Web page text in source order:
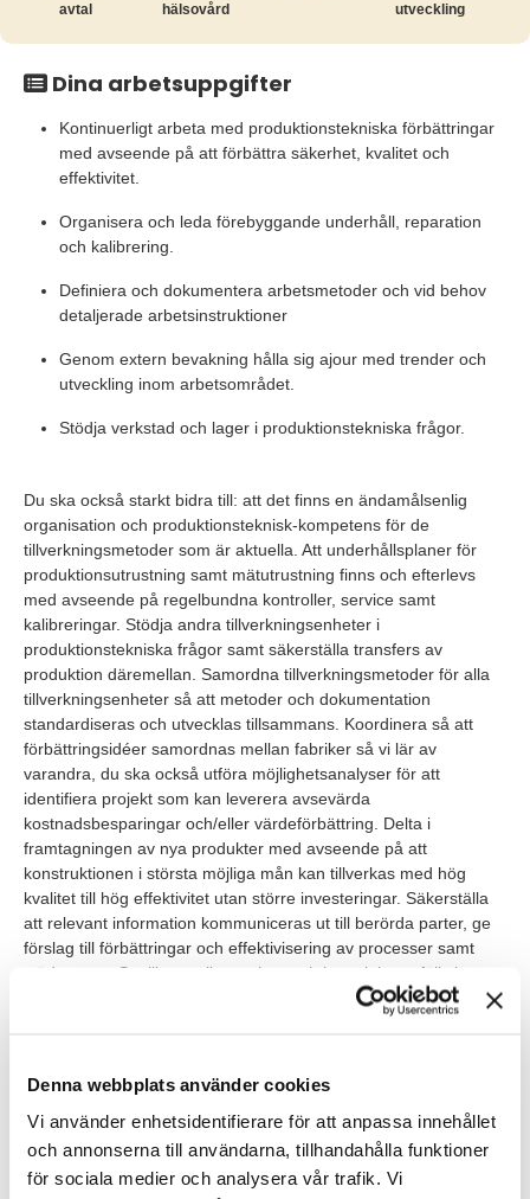
Denna webbplats använder cookies
Vi använder enhetsidentifierare för att anpassa innehållet
och annonserna till användarna, tillhandahålla funktioner
för sociala medier och analysera vår trafik. Vi
avtal
hälsovård
utveckling
Dina arbetsuppgifter
Kontinuerligt arbeta med produktionstekniska förbättringar
med avseende på att förbättra säkerhet, kvalitet och
effektivitet.
Organisera och leda förebyggande underhåll, reparation
och kalibrering.
Definiera och dokumentera arbetsmetoder och vid behov
detaljerade arbetsinstruktioner
Genom extern bevakning hålla sig ajour med trender och
utveckling inom arbetsområdet.
Stödja verkstad och lager i produktionstekniska frågor.
Du ska också starkt bidra till: att det finns en ändamålsenlig
organisation och produktionsteknisk-kompetens för de
tillverkningsmetoder som är aktuella. Att underhållsplaner för
produktionsutrustning samt mätutrustning finns och efterlevs
med avseende på regelbundna kontroller, service samt
kalibreringar. Stödja andra tillverkningsenheter i
produktionstekniska frågor samt säkerställa transfers av
produktion däremellan. Samordna tillverkningsmetoder för alla
tillverkningsenheter så att metoder och dokumentation
standardiseras och utvecklas tillsammans. Koordinera så att
förbättringsidéer samordnas mellan fabriker så vi lär av
varandra, du ska också utföra möjlighetsanalyser för att
identifiera projekt som kan leverera avsevärda
kostnadsbesparingar och/eller värdeförbättring. Delta i
framtagningen av nya produkter med avseende på att
konstruktionen i största möjliga mån kan tillverkas med hög
kvalitet till hög effektivitet utan större investeringar. Säkerställa
att relevant information kommuniceras ut till berörda parter, ge
förslag till förbättringar och effektivisering av processer samt
stödsystem. Se till att policy, rutiner och instruktioner följs i
Rollen är placerad i Upplands Väsby och är en heltidstjänst med
start så snart rätt person kan vara på plats. Vi arbetar med
löpande urval och tjänsten kan tillsättas före sista
ansökningsdag.